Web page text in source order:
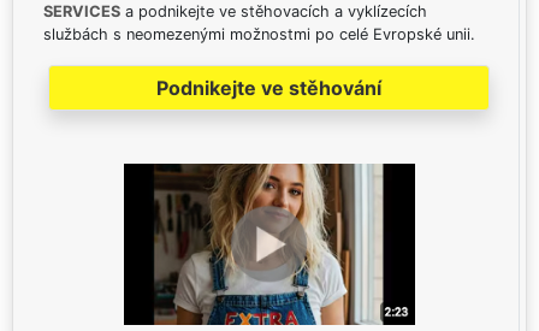
SERVICES a podnikejte ve stěhovacích a vyklízecích
službách s neomezenými možnostmi po celé Evropské unii.
Podnikejte ve stěhování